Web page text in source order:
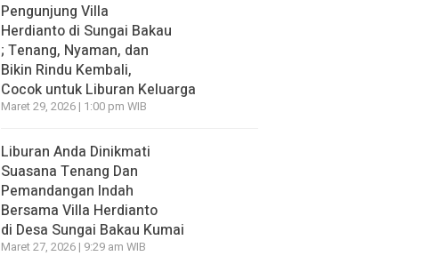
Pengunjung Villa
Herdianto di Sungai Bakau
; Tenang, Nyaman, dan
Bikin Rindu Kembali,
Cocok untuk Liburan Keluarga
Maret 29, 2026 | 1:00 pm WIB
Liburan Anda Dinikmati
Suasana Tenang Dan
Pemandangan Indah
Bersama Villa Herdianto
di Desa Sungai Bakau Kumai
Maret 27, 2026 | 9:29 am WIB